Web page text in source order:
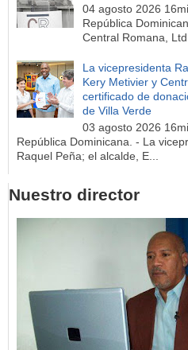
04 agosto 2026
República
Central Romana,
La vicepresidenta
Kery Metivier y
certificado de
de Villa Verde
03 agosto 2026
República Dominicana. - La
Raquel Peña; el alcalde, E...
Nuestro director